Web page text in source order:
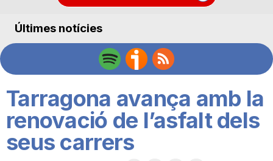
d
C
Últimes notícies
Tarragona avança amb la
renovació de l’asfalt dels
seus carrers